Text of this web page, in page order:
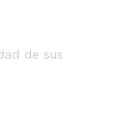
de sus